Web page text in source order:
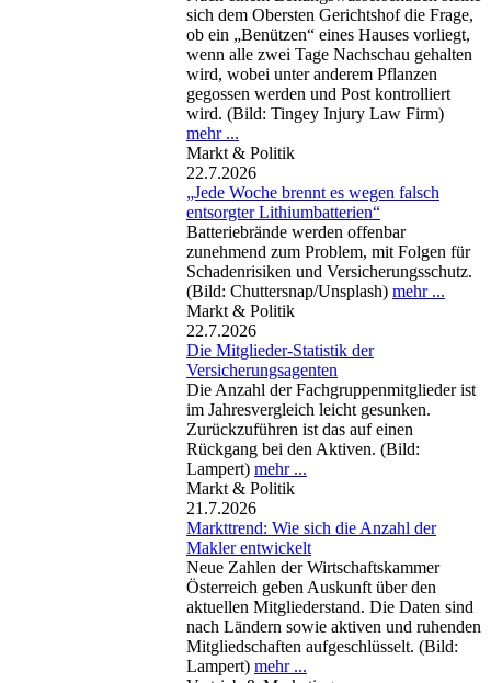
sich dem Obersten Gerichtshof die Frage,
ob ein „Benützen“ eines Hauses vorliegt,
wenn alle zwei Tage Nachschau gehalten
wird, wobei unter anderem Pflanzen
gegossen werden und Post kontrolliert
wird. (Bild: Tingey Injury Law Firm)
mehr ...
Markt & Politik
22.7.2026
„Jede Woche brennt es wegen falsch
entsorgter Lithiumbatterien“
Batteriebrände werden offenbar
zunehmend zum Problem, mit Folgen für
Schadenrisiken und Versicherungsschutz.
(Bild: Chuttersnap/Unsplash) mehr ...
Markt & Politik
22.7.2026
Die Mitglieder-Statistik der
Versicherungsagenten
Die Anzahl der Fachgruppenmitglieder ist
im Jahresvergleich leicht gesunken.
Zurückzuführen ist das auf einen
Rückgang bei den Aktiven. (Bild:
Lampert) mehr ...
Markt & Politik
21.7.2026
Markttrend: Wie sich die Anzahl der
Makler entwickelt
Neue Zahlen der Wirtschaftskammer
Österreich geben Auskunft über den
aktuellen Mitgliederstand. Die Daten sind
nach Ländern sowie aktiven und ruhenden
Mitgliedschaften aufgeschlüsselt. (Bild:
Lampert) mehr ...